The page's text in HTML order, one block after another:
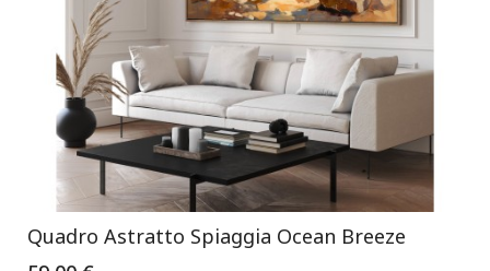
Quadro Astratto Spiaggia Ocean Breeze